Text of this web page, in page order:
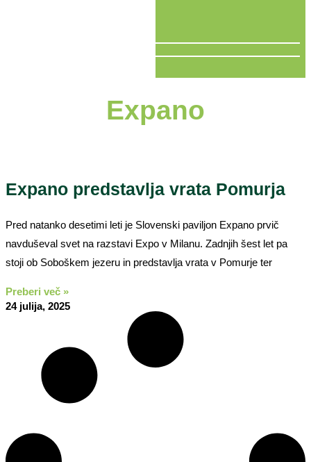
Expano
Expano predstavlja vrata Pomurja
Pred natanko desetimi leti je Slovenski paviljon Expano prvič
navduševal svet na razstavi Expo v Milanu. Zadnjih šest let pa
stoji ob Soboškem jezeru in predstavlja vrata v Pomurje ter
Preberi več »
24 julija, 2025